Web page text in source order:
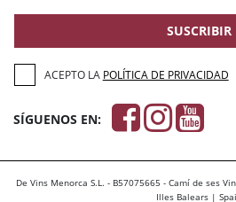
SUSCRIBIR
ACEPTO LA POLÍTICA DE PRIVACIDAD
SÍGUENOS EN:
De Vins Menorca S.L. - B57075665 - Camí de ses
Illes Balears |